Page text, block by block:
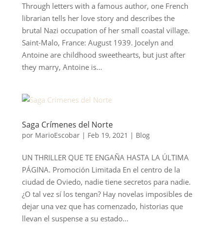
Through letters with a famous author, one French
librarian tells her love story and describes the
brutal Nazi occupation of her small coastal village.
Saint-Malo, France: August 1939. Jocelyn and
Antoine are childhood sweethearts, but just after
they marry, Antoine is...
Saga Crímenes del Norte
por MarioEscobar| Feb 19, 2021 | Blog
UN THRILLER QUE TE ENGAÑA HASTA LA ÚLTIMA
PÁGINA. Promoción Limitada En el centro de la
ciudad de Oviedo, nadie tiene secretos para nadie.
¿O tal vez sí los tengan? Hay novelas imposibles de
dejar una vez que has comenzado, historias que
llevan el suspense a su estado...